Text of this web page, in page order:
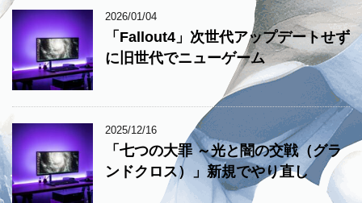
2026/01/04
「Fallout4」次世代アップデートせず
に旧世代でニューゲーム
2025/12/16
「七つの大罪 ～光と闇の交戦（グラ
ンドクロス）」新規でやり直し